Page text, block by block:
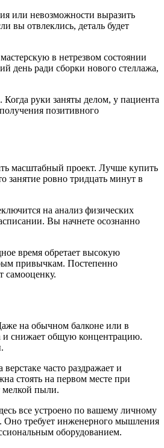
или невозможности выразить
вы отвлеклись, деталь будет
в нетрезвом состоянии
день ради сборки нового стеллажа,
руки заняты делом, у пациента
позитивного
масштабный проект. Лучше купить
занятие ровно тридцать минут в
на анализ физических
Вы начнете осознанно
время обретает высокую
привычкам. Постепенно
самооценку.
на обычном балконе или в
и снижает общую концентрацию.
часто раздражает и
стоять на первом месте при
мелкой пыли.
все устроено по вашему личному
Оно требует инженерного мышления
оборудованием.